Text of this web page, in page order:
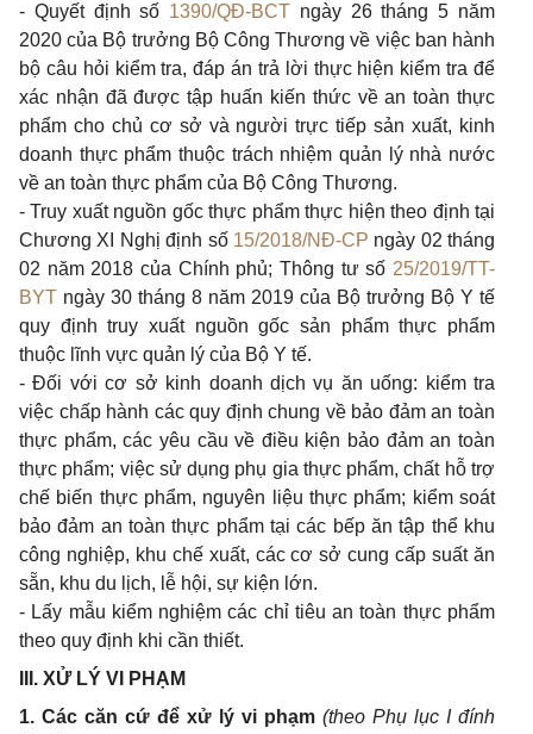
- Quyết định số 1390/QĐ-BCT ngày 26 tháng 5 năm
2020 của Bộ trưởng Bộ Công Thương về việc ban hành
bộ câu hỏi kiểm tra, đáp án trả lời thực hiện kiểm tra để
xác nhận đã được tập huấn kiến thức về an toàn thực
phẩm cho chủ cơ sở và người trực tiếp sản xuất, kinh
doanh thực phẩm thuộc trách nhiệm quản lý nhà nước
về an toàn thực phẩm của Bộ Công Thương.
- Truy xuất nguồn gốc thực phẩm thực hiện theo định tại
Chương XI Nghị định số 15/2018/NĐ-CP ngày 02 tháng
02 năm 2018 của Chính phủ; Thông tư số 25/2019/TT-
BYT ngày 30 tháng 8 năm 2019 của Bộ trưởng Bộ Y tế
quy định truy xuất nguồn gốc sản phẩm thực phẩm
thuộc lĩnh vực quản lý của Bộ Y tế.
- Đối với cơ sở kinh doanh dịch vụ ăn uống: kiểm tra
việc chấp hành các quy định chung về bảo đảm an toàn
thực phẩm, các yêu cầu về điều kiện bảo đảm an toàn
thực phẩm; việc sử dụng phụ gia thực phẩm, chất hỗ trợ
chế biến thực phẩm, nguyên liệu thực phẩm; kiểm soát
bảo đảm an toàn thực phẩm tại các bếp ăn tập thể khu
công nghiệp, khu chế xuất, các cơ sở cung cấp suất ăn
sẵn, khu du lịch, lễ hội, sự kiện lớn.
- Lấy mẫu kiểm nghiệm các chỉ tiêu an toàn thực phẩm
theo quy định khi cần thiết.
III. XỬ LÝ VI PHẠM
1. Các căn cứ để xử lý vi phạm (theo Phụ lục I đính